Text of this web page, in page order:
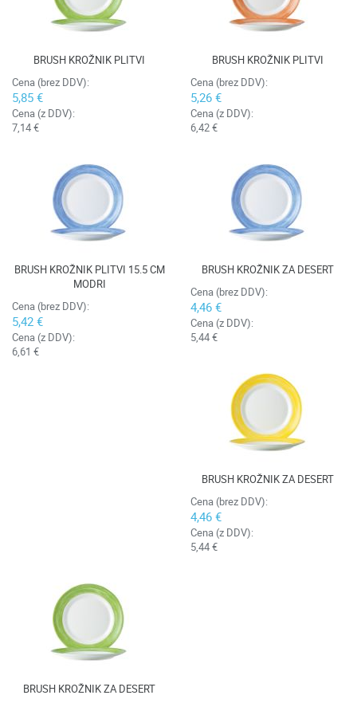
BRUSH KROŽNIK PLITVI
Cena (brez DDV):
5,85 €
Cena (z DDV):
7,14 €
BRUSH KROŽNIK PLITVI
Cena (brez DDV):
5,26 €
Cena (z DDV):
6,42 €
BRUSH KROŽNIK PLITVI 15.5 CM
MODRI
Cena (brez DDV):
5,42 €
Cena (z DDV):
6,61 €
BRUSH KROŽNIK ZA DESERT
Cena (brez DDV):
4,46 €
Cena (z DDV):
5,44 €
BRUSH KROŽNIK ZA DESERT
Cena (brez DDV):
4,46 €
Cena (z DDV):
5,44 €
BRUSH KROŽNIK ZA DESERT